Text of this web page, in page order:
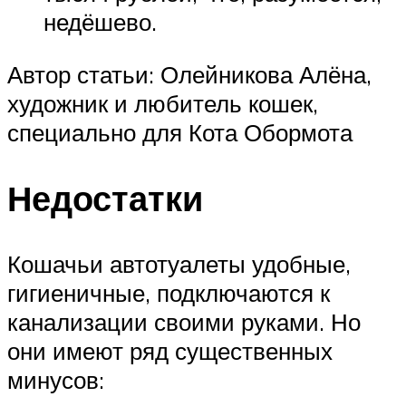
недёшево.
Автор статьи: Олейникова Алёна,
художник и любитель кошек,
специально для Кота Обормота
Недостатки
Кошачьи автотуалеты удобные,
гигиеничные, подключаются к
канализации своими руками. Но
они имеют ряд существенных
минусов: